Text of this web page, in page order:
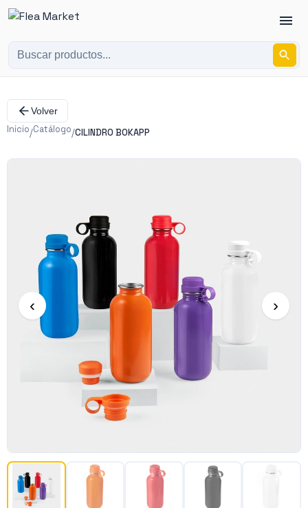
Volver
Inicio/Catálogo/CILINDRO BOKAPP
‹ ›